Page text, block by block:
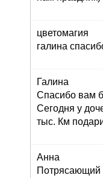
цветомагия
галина
Галина
Спасибо вам
Сегодня у
тыс. Км
Анна
Потрясающий